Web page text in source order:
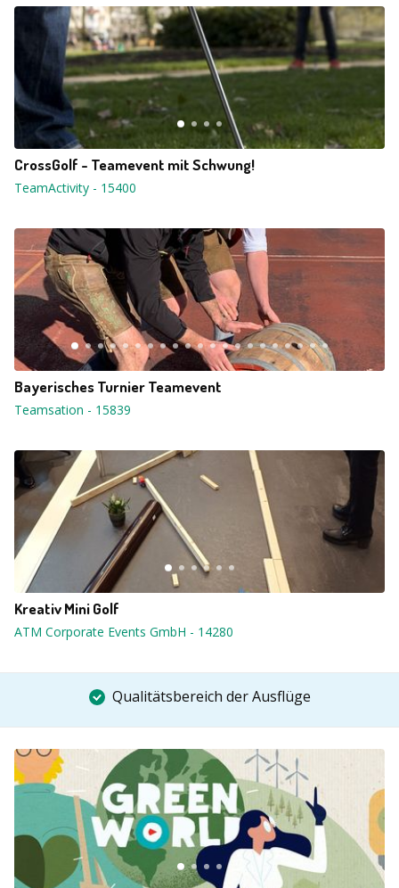
CrossGolf - Teamevent mit Schwung!
TeamActivity - 15400
Bayerisches Turnier Teamevent
Teamsation - 15839
Kreativ Mini Golf
ATM Corporate Events GmbH - 14280
Qualitätsbereich der Ausflüge